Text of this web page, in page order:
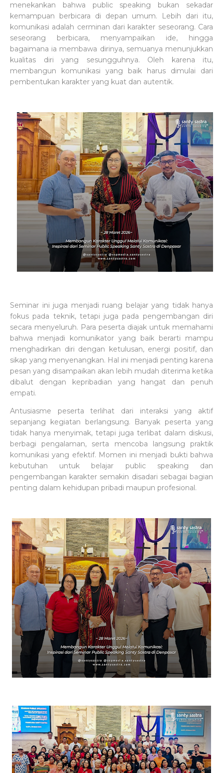
menekankan bahwa public speaking bukan sekadar
kemampuan berbicara di depan umum. Lebih dari itu,
komunikasi adalah cerminan dari karakter seseorang. Cara
seseorang berbicara, menyampaikan ide, hingga
bagaimana ia membawa dirinya, semuanya menunjukkan
kualitas diri yang sesungguhnya. Oleh karena itu,
membangun komunikasi yang baik harus dimulai dari
pembentukan karakter yang kuat dan autentik.
Seminar ini juga menjadi ruang belajar yang tidak hanya
fokus pada teknik, tetapi juga pada pengembangan diri
secara menyeluruh. Para peserta diajak untuk memahami
bahwa menjadi komunikator yang baik berarti mampu
menghadirkan diri dengan ketulusan, energi positif, dan
sikap yang menyenangkan. Hal ini menjadi penting karena
pesan yang disampaikan akan lebih mudah diterima ketika
dibalut dengan kepribadian yang hangat dan penuh
empati.
Antusiasme peserta terlihat dari interaksi yang aktif
sepanjang kegiatan berlangsung. Banyak peserta yang
tidak hanya menyimak, tetapi juga terlibat dalam diskusi,
berbagi pengalaman, serta mencoba langsung praktik
komunikasi yang efektif. Momen ini menjadi bukti bahwa
kebutuhan untuk belajar public speaking dan
pengembangan karakter semakin disadari sebagai bagian
penting dalam kehidupan pribadi maupun profesional.